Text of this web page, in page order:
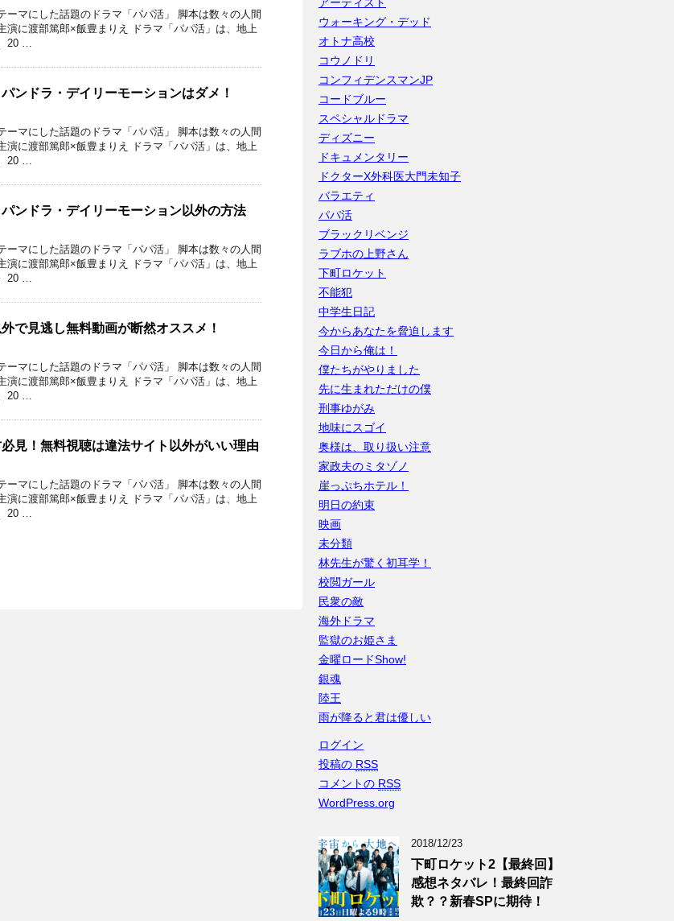
ーマにした話題のドラマ「パパ活」 脚本は数々の人間
演に渡部篤郎×飯豊まりえ ドラマ「パパ活」は、地上
20 …
ンドラ・デイリーモーションはダメ！
ーマにした話題のドラマ「パパ活」 脚本は数々の人間
演に渡部篤郎×飯豊まりえ ドラマ「パパ活」は、地上
20 …
ンドラ・デイリーモーション以外の方法
ーマにした話題のドラマ「パパ活」 脚本は数々の人間
演に渡部篤郎×飯豊まりえ ドラマ「パパ活」は、地上
20 …
で見逃し無料動画が断然オススメ！
ーマにした話題のドラマ「パパ活」 脚本は数々の人間
演に渡部篤郎×飯豊まりえ ドラマ「パパ活」は、地上
20 …
見！無料視聴は違法サイト以外がいい理由
ーマにした話題のドラマ「パパ活」 脚本は数々の人間
演に渡部篤郎×飯豊まりえ ドラマ「パパ活」は、地上
20 …
ウォーキング・デッド
オトナ高校
コウノドリ
コンフィデンスマンJP
コードブルー
スペシャルドラマ
ディズニー
ドキュメンタリー
ドクターX外科医大門未知子
バラエティ
パパ活
ブラックリベンジ
ラブホの上野さん
下町ロケット
不能犯
中学生日記
今からあなたを脅迫します
今日から俺は！
僕たちがやりました
先に生まれただけの僕
刑事ゆがみ
地味にスゴイ
奥様は、取り扱い注意
家政夫のミタゾノ
崖っぷちホテル！
明日の約束
映画
未分類
林先生が驚く初耳学！
校閲ガール
民衆の敵
海外ドラマ
監獄のお姫さま
金曜ロードShow!
銀魂
陸王
雨が降ると君は優しい
ログイン
投稿の RSS
コメントの RSS
WordPress.org
2018/12/23
下町ロケット2【最終回】
感想ネタバレ！最終回詐
欺？？新春SPに期待！